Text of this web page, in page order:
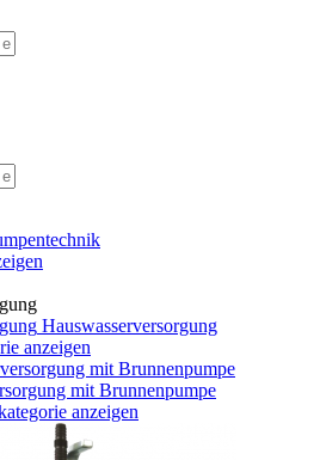
Hauswasserversorgung
anzeigen
mit Brunnenpumpe
anzeigen